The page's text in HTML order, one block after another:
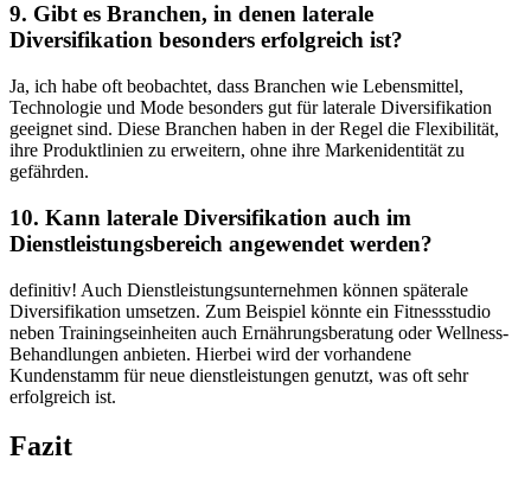
9. ⁣Gibt es Branchen, in denen laterale
Diversifikation‍ besonders erfolgreich​ ist?
Ja, ⁢ich habe oft beobachtet, dass‍ Branchen ⁢wie Lebensmittel,⁤
Technologie und Mode besonders gut für laterale⁣ Diversifikation
geeignet sind. Diese Branchen⁢ haben in der Regel die Flexibilität,
ihre ⁢Produktlinien‌ zu erweitern, ohne ‌ihre Markenidentität zu
gefährden.
10. Kann laterale​ Diversifikation auch ⁣im
‌Dienstleistungsbereich angewendet ⁤werden?
definitiv! Auch⁣ Dienstleistungsunternehmen können späterale
Diversifikation ‌umsetzen. ⁢Zum‌ Beispiel könnte ein Fitnessstudio
neben Trainingseinheiten auch⁢ Ernährungsberatung oder ⁣Wellness-
Behandlungen anbieten. Hierbei ​wird der vorhandene
⁢Kundenstamm für neue⁢ dienstleistungen genutzt, was oft sehr
erfolgreich ist.
Fazit